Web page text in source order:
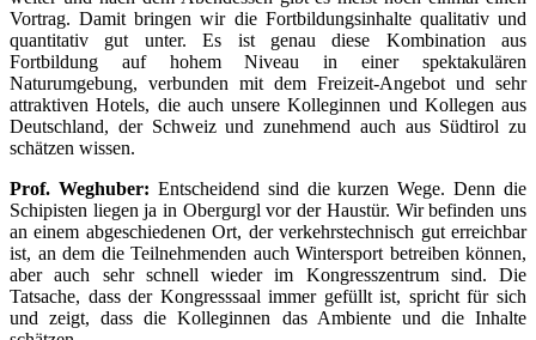
Vortrag. Damit bringen wir die Fortbildungsinhalte qualitativ und
quantitativ gut unter. Es ist genau diese Kombination aus
Fortbildung auf hohem Niveau in einer spektakulären
Naturumgebung, verbunden mit dem Freizeit-Angebot und sehr
attraktiven Hotels, die auch unsere Kolleginnen und Kollegen aus
Deutschland, der Schweiz und zunehmend auch aus Südtirol zu
schätzen wissen.
Prof. Weghuber: Entscheidend sind die kurzen Wege. Denn die
Schipisten liegen ja in Obergurgl vor der Haustür. Wir befinden uns
an einem abgeschiedenen Ort, der verkehrstechnisch gut erreichbar
ist, an dem die Teilnehmenden auch Wintersport betreiben können,
aber auch sehr schnell wieder im Kongresszentrum sind. Die
Tatsache, dass der Kongresssaal immer gefüllt ist, spricht für sich
und zeigt, dass die Kolleginnen das Ambiente und die Inhalte